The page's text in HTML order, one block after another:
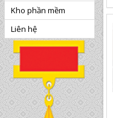
Kho phần mềm
Liên hệ